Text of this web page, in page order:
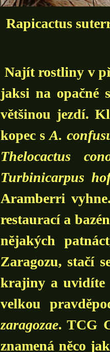
Rapicactus
Najít rostliny v
jaksi na opačné
většinou jezdí.
kopec sA.
Thelocactus
Turbinicarpus
Aramberri
restaurací a
nějakých
Zaragozu, stačí
krajiny a uvidíte
velkou
zaragozae. TCG
znamená něco